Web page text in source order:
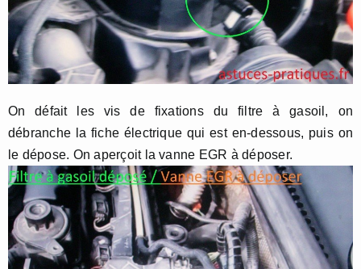
On défait les vis de fixations du filtre à gasoil, on
débranche la fiche électrique qui est en-dessous, puis on
le dépose. On aperçoit la vanne EGR à déposer.